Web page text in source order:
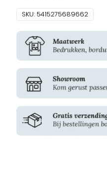
SKU: 5415275689662